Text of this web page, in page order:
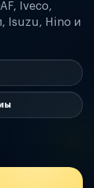
Iveco,
Isuzu, Hino и